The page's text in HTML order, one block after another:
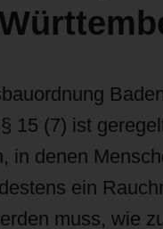
15 (7) ist
in denen
ein
muss, wie